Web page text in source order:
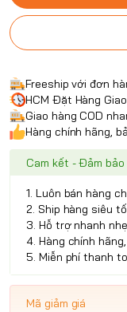
Freeship với đơn
HCM Đặt Hàng
Giao hàng COD
Hàng chính hãng,
Cam kết - Đảm bảo
1. Luôn bán hàng
2. Ship hàng siêu
3. Hỗ trợ nhanh
4. Hàng chính
5. Miễn phí thanh
Mã giảm giá